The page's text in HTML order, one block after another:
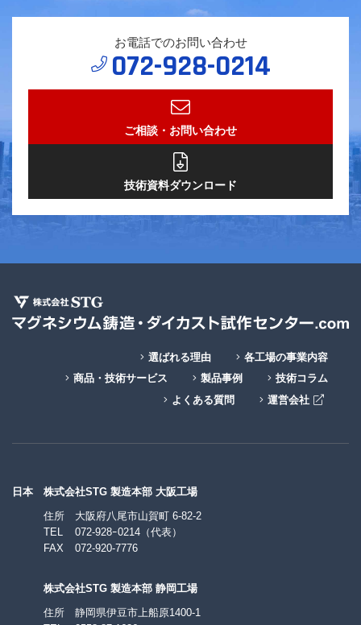
お電話でのお問い合わせ
072-928-0214
ご相談・お問い合わせ
技術資料ダウンロード
選ばれる理由
各工場の事業内容
商品・技術サービス
製品事例
技術コラム
よくある質問
運営会社
日本
株式会社STG 製造本部 大阪工場
住所
大阪府八尾市山賀町 6-82-2
TEL
072-928ｰ0214 （代表）
FAX
072-920-7776
株式会社STG 製造本部 静岡工場
住所
静岡県伊豆市上船原1400-1